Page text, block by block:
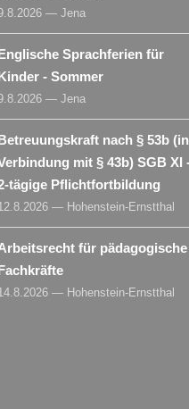
— Jena
Sprachferien für
- Sommer
— Jena
nach § 53b (in
mit § 43b) SGB XI
tägige Pflichtfortbildung
— Hohenstein-Ernstthal
für pädagogische
— Hohenstein-Ernstthal